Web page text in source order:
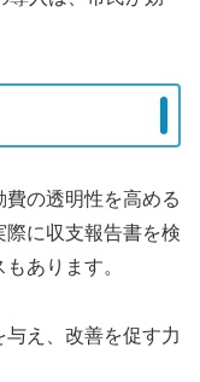
の透明性を高める
際に収支報告書を検
あります。
え、改善を促す力